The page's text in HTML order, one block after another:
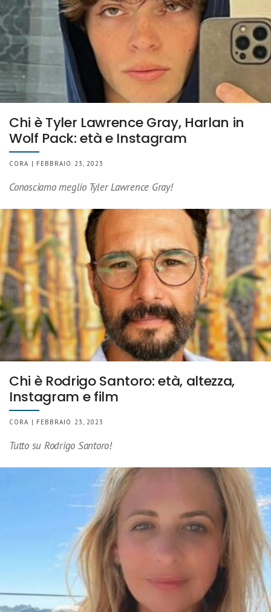
Chi è Tyler Lawrence Gray, Harlan in
Wolf Pack: età e Instagram
CORA | FEBBRAIO 23, 2023
Conosciamo meglio Tyler Lawrence Gray!
Chi è Rodrigo Santoro: età, altezza,
Instagram e film
CORA | FEBBRAIO 23, 2023
Tutto su Rodrigo Santoro!